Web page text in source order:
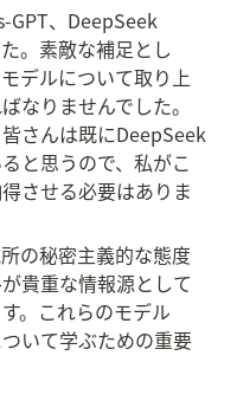
GPT、DeepSeek
。素敵な補足とし
デルについて取り上
なりませんでした。
さんは既にDeepSeek
と思うので、私がこ
させる必要はありま
の秘密主義的な態度
貴重な情報源として
。これらのモデル
いて学ぶための重要